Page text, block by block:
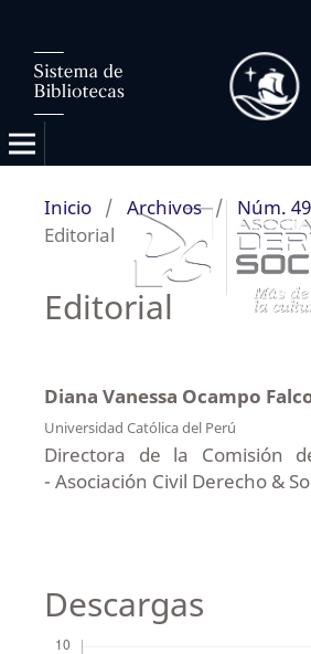
Inicio / Archivos / Núm.
Editorial
Editorial
Diana Vanessa Ocampo
Universidad Católica del Perú
Directora de la Comisión
- Asociación Civil Derecho &
Descargas